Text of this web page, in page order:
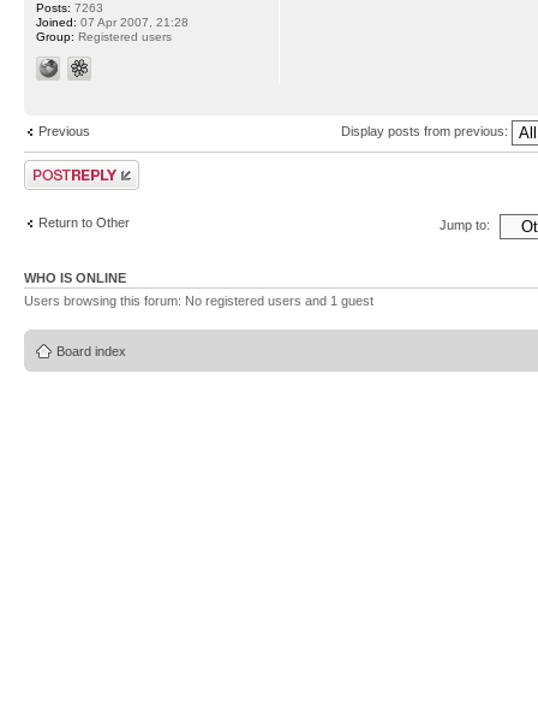
Posts: 7263
Joined: 07 Apr 2007, 21:28
Group: Registered users
Previous Display posts from previous:
Post a reply
Return to Other Jump to:
WHO IS ONLINE
Users browsing this forum: No registered users and 1 guest
Board index